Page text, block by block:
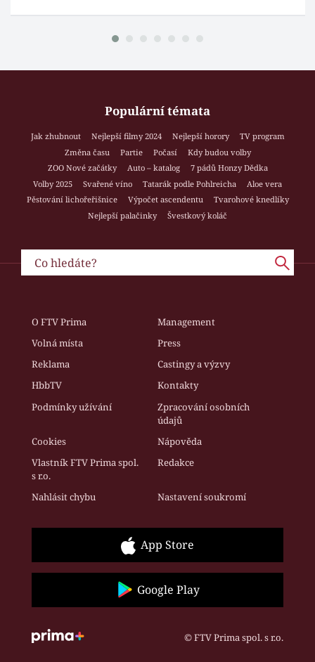
Populární témata
Jak zhubnout Nejlepší filmy 2024 Nejlepší horory
TV program
Změna času
Partie Počasí
Kdy budou volby
ZOO Nové začátky
Auto – katalog
7 pádů Honzy Dědka
Volby 2025
Svařené víno Tatarák podle Pohlreicha
Aloe vera
Pěstování lichořeřišnice
Výpočet ascendentu
Tvarohové knedlíky
Nejlepší palačinky
Švestkový koláč
O FTV Prima
Management
Volná místa
Press
Reklama
Castingy a výzvy
HbbTV
Kontakty
Podmínky užívání
Zpracování osobních
údajů
Cookies
Nápověda
Vlastník FTV Prima spol.
s r.o.
Redakce
Nahlásit chybu Nastavení soukromí
App Store
Google Play
© FTV Prima spol. s r.o.